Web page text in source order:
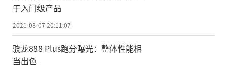
于入门级产品
2021-08-07 20:11:07
骁龙888 Plus跑分曝光：整体性能相
当出色